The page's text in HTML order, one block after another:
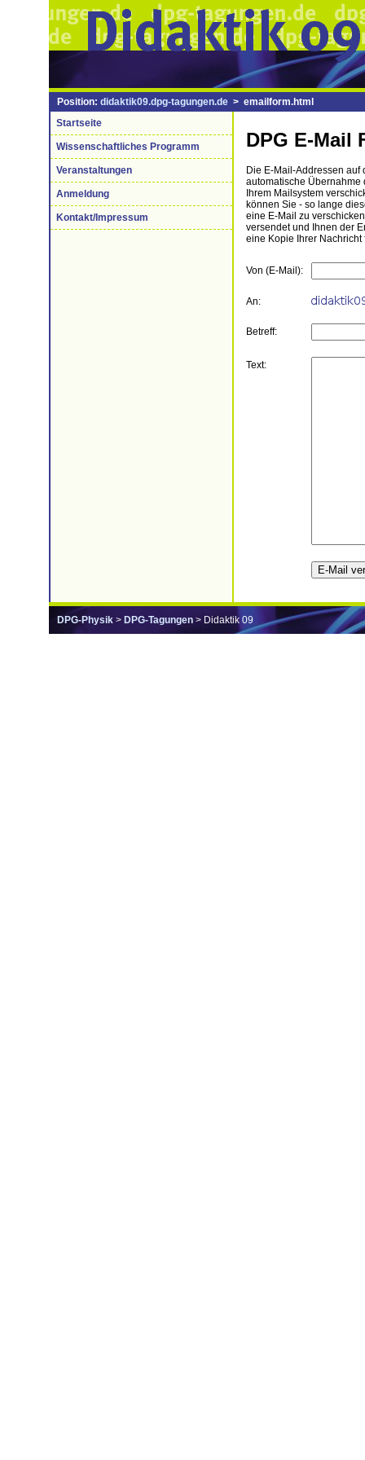
Position: didaktik09.dpg-tagungen.de > emailform.html
Startseite
Wissenschaftliches Programm
Veranstaltungen
Anmeldung
Kontakt/Impressum
DPG E-Mail
Die E-Mail-Addressen
automatische Übernahme
Ihrem Mailsystem
können Sie - so lange
eine E-Mail zu
versendet und Ihnen der
eine Kopie Ihrer
Von (E-Mail):
An:
Betreff:
Text:
DPG-Physik > DPG-Tagungen > Didaktik 09